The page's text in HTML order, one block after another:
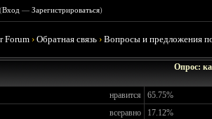
Вход —Зарегистрироваться)
Forum ›Обратная связь ›Вопросы и предложения
Опрос:
нравится
65.75%
всеравно
17.12%